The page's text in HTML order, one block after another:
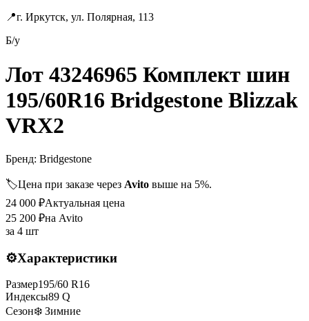
📍г. Иркутск, ул. Полярная, 113
Б/у
Лот 43246965 Комплект шин
195/60R16 Bridgestone Blizzak
VRX2
Бренд: Bridgestone
🏷️Цена при заказе через Avito выше на 5%.
24 000 ₽Актуальная цена
25 200 ₽на Avito
за 4 шт
⚙️Характеристики
Размер195/60 R16
Индексы89 Q
Сезон❄️ Зимние